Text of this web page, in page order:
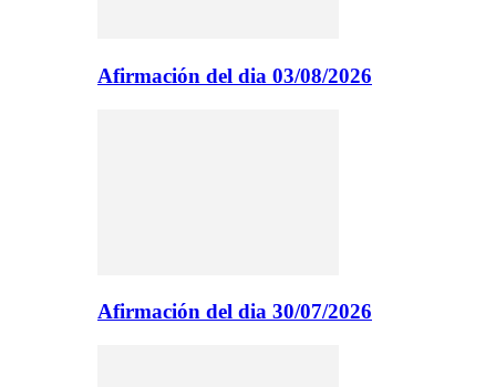
Afirmación del dia 03/08/2026
Afirmación del dia 30/07/2026